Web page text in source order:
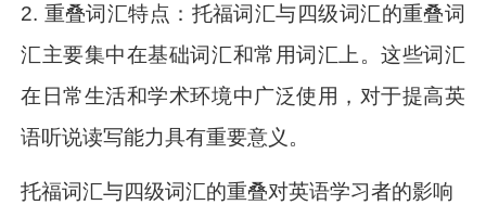
2. 重叠词汇特点：托福词汇与四级词汇的重叠词
汇主要集中在基础词汇和常用词汇上。这些词汇
在日常生活和学术环境中广泛使用，对于提高英
语听说读写能力具有重要意义。
托福词汇与四级词汇的重叠对英语学习者的影响